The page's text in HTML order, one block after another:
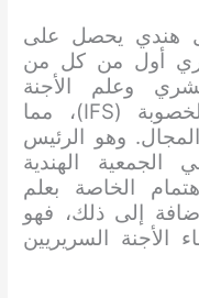
هندي يحصل على
أول من كل من
وعلم الأجنة
(ESHRE) والجمعية الهندية للخصوبة (IFS)، مما
وهو الرئيس
الهندية
الخاصة بعلم
إلى ذلك، فهو
الأجنة السريريين